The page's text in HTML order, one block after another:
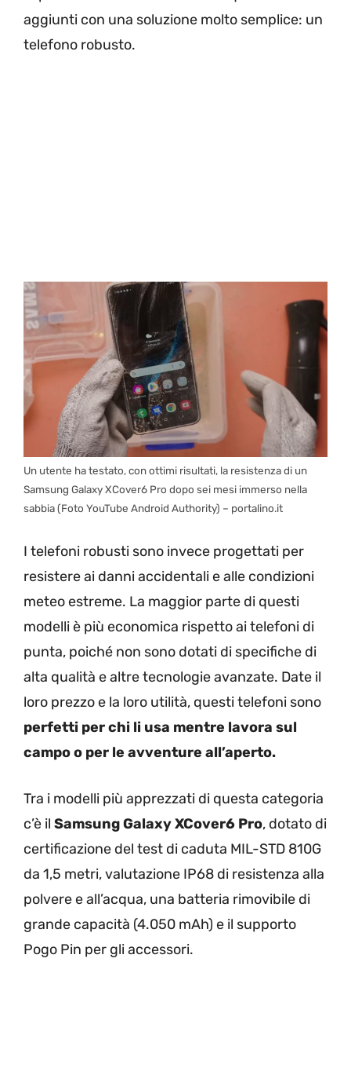
aggiunti con una soluzione molto semplice: un
telefono robusto.
Un utente ha testato, con ottimi risultati, la resistenza di un
Samsung Galaxy XCover6 Pro dopo sei mesi immerso nella
sabbia (Foto YouTube Android Authority) – portalino.it
I telefoni robusti sono invece progettati per
resistere ai danni accidentali e alle condizioni
meteo estreme. La maggior parte di questi
modelli è più economica rispetto ai telefoni di
punta, poiché non sono dotati di specifiche di
alta qualità e altre tecnologie avanzate. Date il
loro prezzo e la loro utilità, questi telefoni sono
perfetti per chi li usa mentre lavora sul
campo o per le avventure all’aperto.
Tra i modelli più apprezzati di questa categoria
c’è il Samsung Galaxy XCover6 Pro, dotato di
certificazione del test di caduta MIL-STD 810G
da 1,5 metri, valutazione IP68 di resistenza alla
polvere e all’acqua, una batteria rimovibile di
grande capacità (4.050 mAh) e il supporto
Pogo Pin per gli accessori.